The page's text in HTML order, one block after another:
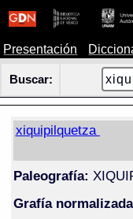
Presentación
Buscar:
xiquipilquetza
Paleografía:
Grafía